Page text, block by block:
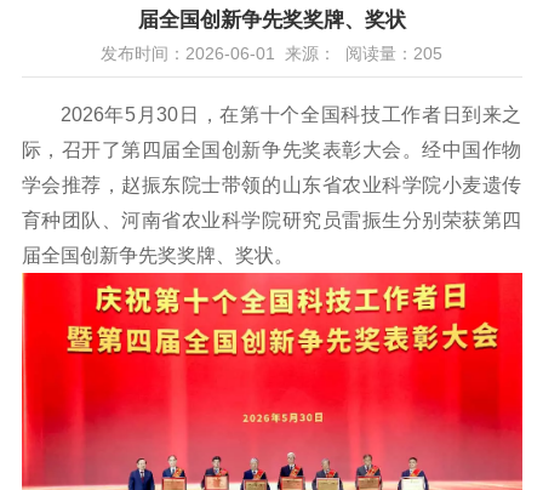
届全国创新争先奖奖牌、奖状
发布时间：2026-06-01 来源： 阅读量： 205
2026年5月30日，在第十个全国科技工作者日到来之
际，召开了第四届全国创新争先奖表彰大会。经中国作物
学会推荐，赵振东院士带领的山东省农业科学院小麦遗传
育种团队、河南省农业科学院研究员雷振生分别荣获第四
届全国创新争先奖奖牌、奖状。